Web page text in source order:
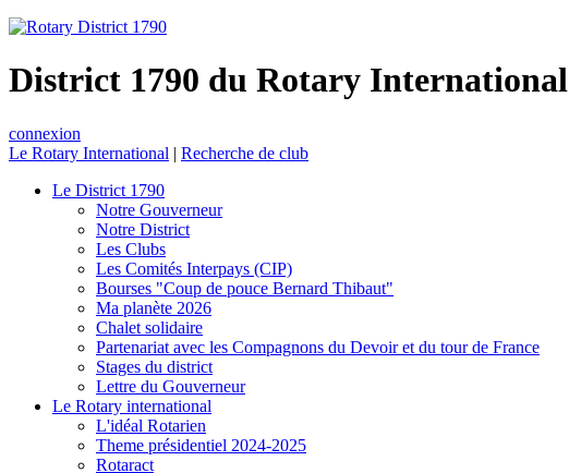
District 1790 du Rotary International
connexion
Le Rotary International | Recherche de club
Le District 1790
Notre Gouverneur
Notre District
Les Clubs
Les Comités Interpays (CIP)
Bourses "Coup de pouce Bernard Thibaut"
Ma planète 2026
Chalet solidaire
Partenariat avec les Compagnons du Devoir et du tour de France
Stages du district
Lettre du Gouverneur
Le Rotary international
L'idéal Rotarien
Theme présidentiel 2024-2025
Rotaract